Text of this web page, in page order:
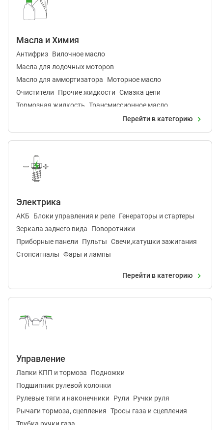
Масла и Химия
Антифриз Вилочное масло
Масла для лодочных моторов
Масло для аммортизатора
Моторное масло
Очистители
Прочие жидкости Смазка цепи
Тормозная жидкость Трансмиссионное масло
Перейти в категорию
Электрика
АКБ Блоки управления и реле Генераторы и стартеры
Зеркала заднего вида
Поворотники
Приборные панели
Пульты Свечи,катушки зажигания
Стопсигналы Фары и лампы
Перейти в категорию
Управление
Лапки КПП и тормоза
Подножки
Подшипник рулевой колонки
Рулевые тяги и наконечники
Рули
Ручки руля
Рычаги тормоза, сцепления Тросы газа и сцепления
Трубка ручки газа